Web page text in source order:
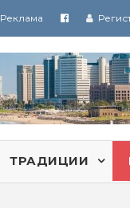
Реклама
ТРАДИЦИИ